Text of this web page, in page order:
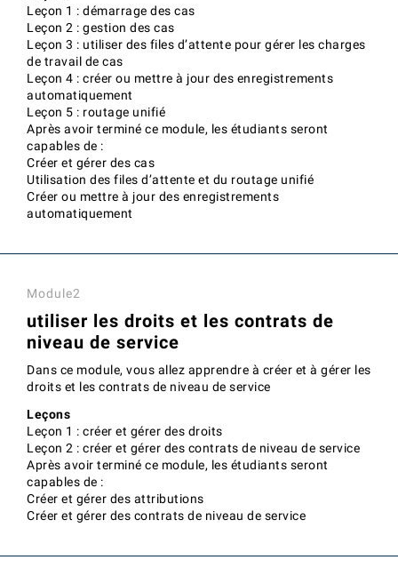
Leçon 1 : démarrage des cas
Leçon 2 : gestion des cas
Leçon 3 : utiliser des files d’attente pour gérer les charges
de travail de cas
Leçon 4 : créer ou mettre à jour des enregistrements
automatiquement
Leçon 5 : routage unifié
Après avoir terminé ce module, les étudiants seront
capables de :
Créer et gérer des cas
Utilisation des files d’attente et du routage unifié
Créer ou mettre à jour des enregistrements
automatiquement
Module2
utiliser les droits et les contrats de
niveau de service
Dans ce module, vous allez apprendre à créer et à gérer les
droits et les contrats de niveau de service
Leçons
Leçon 1 : créer et gérer des droits
Leçon 2 : créer et gérer des contrats de niveau de service
Après avoir terminé ce module, les étudiants seront
capables de :
Créer et gérer des attributions
Créer et gérer des contrats de niveau de service